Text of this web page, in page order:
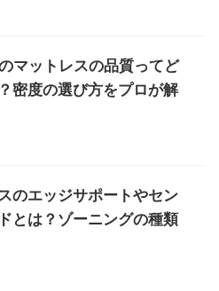
マットレスの品質ってど
密度の選び方をプロが解
のエッジサポートやセン
とは？ゾーニングの種類